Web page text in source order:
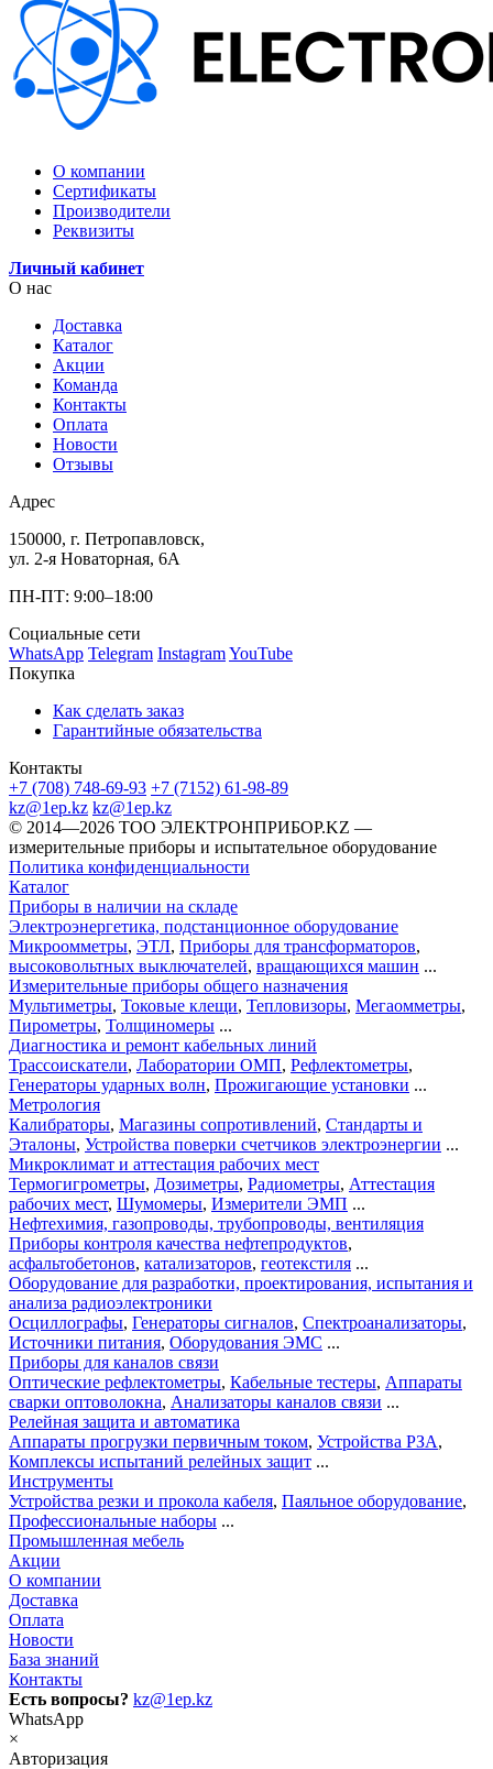
О компании
Сертификаты
Производители
Реквизиты
Личный кабинет
О нас
Доставка
Каталог
Акции
Команда
Контакты
Оплата
Новости
Отзывы
Адрес
150000, г. Петропавловск,
ул. 2-я Новаторная, 6А
ПН-ПТ: 9:00–18:00
Социальные сети
WhatsApp Telegram InstagramYouTube
Покупка
Как сделать заказ
Гарантийные обязательства
Контакты
+7 (708) 748-69-93 +7 (7152) 61-98-89
kz@1ep.kz kz@1ep.kz
©️ 2014—2026 ТОО ЭЛЕКТРОНПРИБОР.KZ —
измерительные приборы и испытательное оборудование
Политика конфиденциальности
Каталог
Приборы в наличии на складе
Электроэнергетика, подстанционное оборудование
Микроомметры, ЭТЛ, Приборы для трансформаторов,
высоковольтных выключателей, вращающихся машин ...
Измерительные приборы общего назначения
Мультиметры, Токовые клещи, Тепловизоры, Мегаомметры,
Пирометры, Толщиномеры ...
Диагностика и ремонт кабельных линий
Трассоискатели, Лаборатории ОМП, Рефлектометры,
Генераторы ударных волн, Прожигающие установки ...
Метрология
Калибраторы, Магазины сопротивлений, Стандарты и
Эталоны, Устройства поверки счетчиков электроэнергии ...
Микроклимат и аттестация рабочих мест
Термогигрометры, Дозиметры, Радиометры, Аттестация
рабочих мест, Шумомеры, Измерители ЭМП ...
Нефтехимия, газопроводы, трубопроводы, вентиляция
Приборы контроля качества нефтепродуктов,
асфальтобетонов, катализаторов, геотекстиля ...
Оборудование для разработки, проектирования, испытания и
анализа радиоэлектроники
Осциллографы, Генераторы сигналов, Спектроанализаторы,
Источники питания, Оборудования ЭМС ...
Приборы для каналов связи
Оптические рефлектометры, Кабельные тестеры, Аппараты
сварки оптоволокна, Анализаторы каналов связи ...
Релейная защита и автоматика
Аппараты прогрузки первичным током, Устройства РЗА,
Комплексы испытаний релейных защит ...
Инструменты
Устройства резки и прокола кабеля, Паяльное оборудование,
Профессиональные наборы ...
Промышленная мебель
Акции
О компании
Доставка
Оплата
Новости
База знаний
Контакты
Есть вопросы? kz@1ep.kz
WhatsApp
×
Авторизация